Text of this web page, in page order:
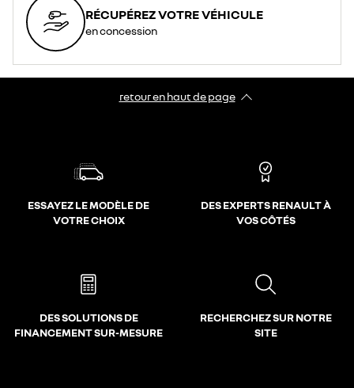
RÉCUPÉREZ VOTRE VÉHICULE
en concession
retour en haut de page​
ESSAYEZ LE MODÈLE DE
VOTRE CHOIX
DES EXPERTS RENAULT À
VOS CÔTÉS
DES SOLUTIONS DE
FINANCEMENT SUR-MESURE
RECHERCHEZ SUR NOTRE
SITE